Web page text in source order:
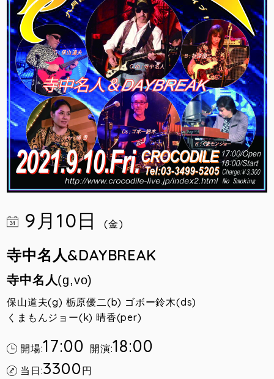
9月10日 (金)
寺中名人&DAYBREAK
寺中名人(g,vo)
保山道夫(g) 栃原優二(b) ゴボー鈴木(ds)
くまもんジョー(k) 晴香(per)
開場:17:00 開演:18:00
当日:3300円